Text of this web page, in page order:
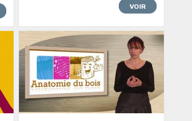
VOIR